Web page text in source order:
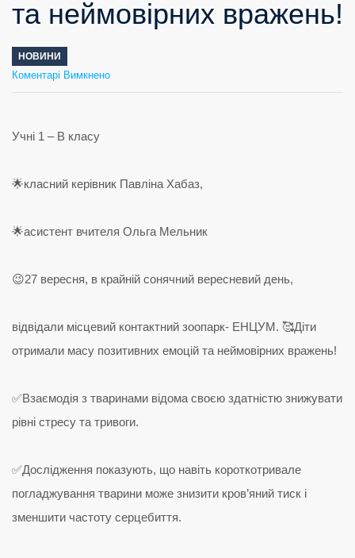
та неймовірних вражень!
НОВИНИ
Коментарі Вимкненодо
27
вересня,
сонячний
вересневий
день,
Учні 1 – В класу
🌟класний керівник Павліна Хабаз,
🌟асистент вчителя Ольга Мельник
😉27 вересня, в крайній сонячний вересневий день,
відвідали місцевий контактний зоопарк- ЕНЦУМ. 🥰Діти
отримали масу позитивних емоцій та неймовірних вражень!
✅Взаємодія з тваринами відома своєю здатністю знижувати
рівні стресу та тривоги.
✅Дослідження показують, що навіть короткотривале
погладжування тварини може знизити кров’яний тиск і
зменшити частоту серцебиття.